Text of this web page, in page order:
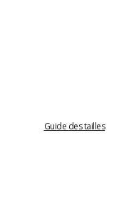
Guide des tailles